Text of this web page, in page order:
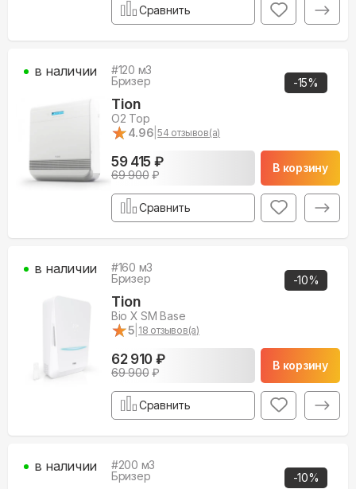
Сравнить
-15%
#120 м3
Бризер
Tion
O2 Top
★
★4.96 |54 отзывов(а)
59 415 ₽
69 900₽
В корзину
в наличии
Сравнить
-10%
#160 м3
Бризер
Tion
Bio X SM Base
★
★5 18 отзывов(а)
62 910 ₽
69 900₽
В корзину
в наличии
Сравнить
-10%
#200 м3
Бризер
в наличии